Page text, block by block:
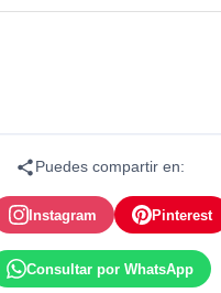
Puedes compartir en:
Instagram Pinterest
Consultar por WhatsApp